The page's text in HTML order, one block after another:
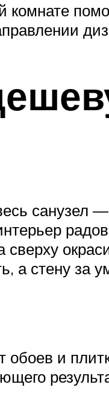
комнате
стену за
обоев и